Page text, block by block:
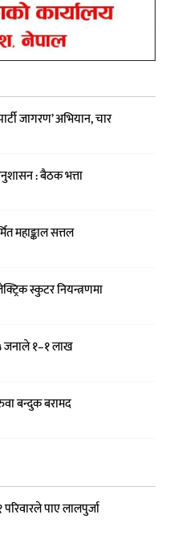
जागरण’ अभियान, चार
: बैठक भत्ता
महाङ्काल सत्तल
स्कुटर नियन्त्रणमा
जनाले १–१ लाख
बन्दुक बरामद
पाए लालपुर्जा